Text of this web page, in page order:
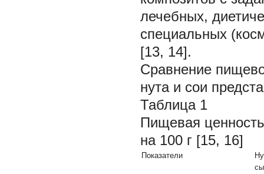
лечебных,
специальных
[13, 14].
Сравнение
нута и сои
Таблица 1
Пищевая
на 100 г [15, 16]
Показатели